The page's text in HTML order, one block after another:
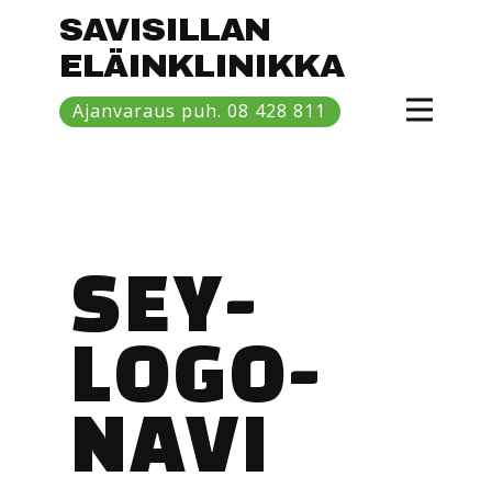
Ajanvaraus puh. 08 428 811
SAVISILLAN
ELÄINKLINIKKA
Etusivu
Hinnasto
SEY-
LOGO-
NAVI